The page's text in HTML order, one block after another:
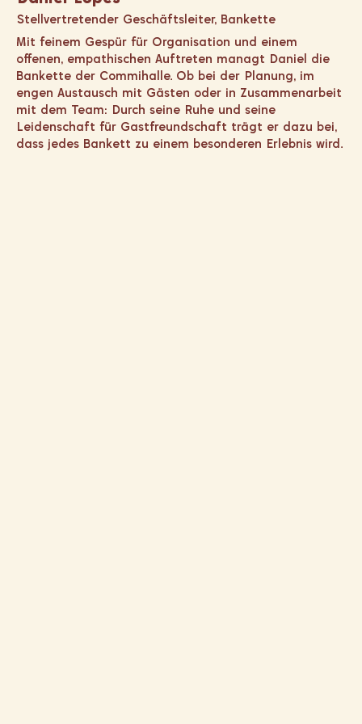
Stellvertretender Geschäftsleiter, Bankette
Mit feinem Gespür für Organisation und einem
offenen, empathischen Auftreten managt Daniel die
Bankette der Commihalle. Ob bei der Planung, im
engen Austausch mit Gästen oder in Zusammenarbeit
mit dem Team: Durch seine Ruhe und seine
Leidenschaft für Gastfreundschaft trägt er dazu bei,
dass jedes Bankett zu einem besonderen Erlebnis wird.